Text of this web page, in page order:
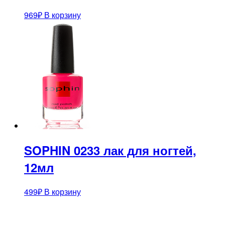
969₽ В корзину
SOPHIN 0233 лак для ногтей,
12мл
499₽ В корзину